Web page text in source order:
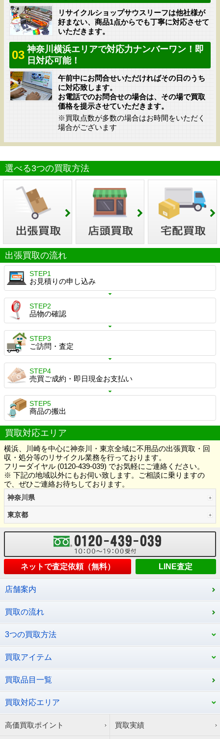
リサイクルショップサウスリーフは他社様が
好まない、商品1点からでも丁寧に対応させて
いただきます。
03 神奈川横浜エリアで対応力ナンバーワン！即
日対応可能！
午前中にお問合せいただければその日のうち
に対応致します。
お電話でのお問合せの場合は、その場で買取
価格を提示させていただきます。
※買取点数が多数の場合はお時間をいただく
場合がございます
選べる3つの買取方法
出張買取の流れ
STEP1
お見積りの申し込み
STEP2
品物の確認
STEP3
ご訪問・査定
STEP4
売買ご成約・即日現金お支払い
STEP5
商品の搬出
買取対応エリア
横浜、川崎を中心に神奈川・東京全域に不用品の出張買取・回
収・処分等のリサイクル業務を行っております。
フリーダイヤル (0120-439-039) でお気軽にご連絡ください。
※ 下記の地域以外にもお伺い致します。ご相談に乗りますの
で、ぜひご連絡お待ちしております。
神奈川県
東京都
ネットで査定依頼（無料） LINE査定
店舗案内
買取の流れ
3つの買取方法
買取アイテム
買取品目一覧
買取対応エリア
高価買取ポイント 買取実績